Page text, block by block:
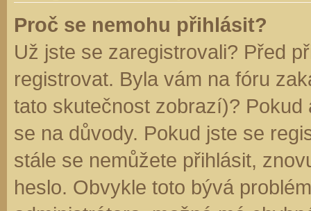
Proč se nemohu přihlásit?
Už jste se zaregistrovali? Před
registrovat. Byla vám na fóru
tato skutečnost zobrazí)?
se na důvody. Pokud jste se
stále se nemůžete přihlásit,
heslo. Obvykle toto bývá